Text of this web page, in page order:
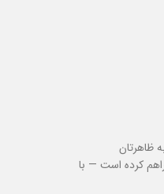
ظاهرتان
کرده است — با